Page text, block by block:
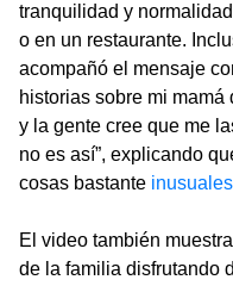
tranquilidad y
o en un restaurante.
acompañó el mensaje
historias sobre mi
y la gente cree que me
no es así”, explicando
cosas bastante inusuales
El video también
de la familia disfrutando